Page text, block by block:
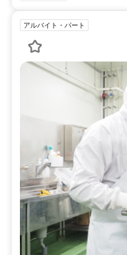
アルバイト・パート